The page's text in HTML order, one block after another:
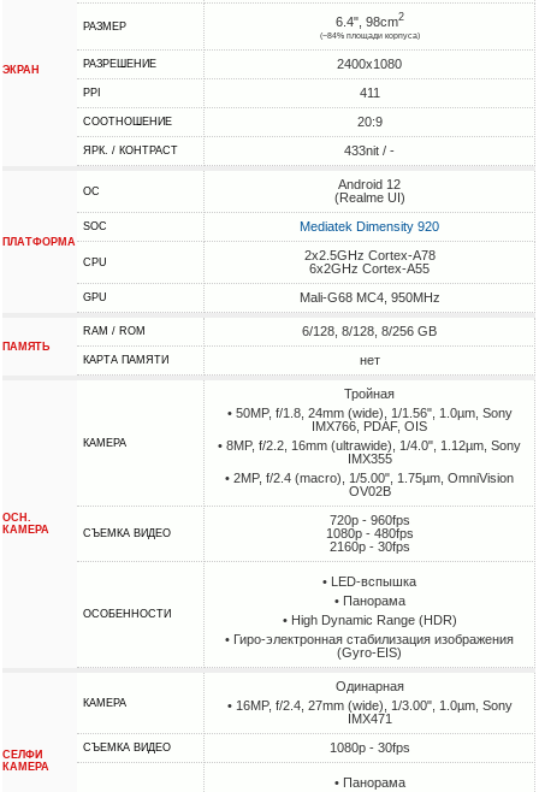
ЭКРАН
РАЗМЕР 6.4", 98cm2
(~84% площади корпуса)
РАЗРЕШЕНИЕ 2400x1080
PPI 411
СООТНОШЕНИЕ 20:9
ЯРК. / КОНТРАСТ 433nit / -
ПЛАТФОРМА
ОС
Android 12
(Realme UI)
SOC Mediatek Dimensity 920
CPU
2x2.5GHz Cortex-A78
6x2GHz Cortex-A55
GPU Mali-G68 MC4, 950MHz
ПАМЯТЬ
RAM / ROM 6/128, 8/128, 8/256 GB
КАРТА ПАМЯТИ нет
ОСН.
КАМЕРА
КАМЕРА
Тройная
• 50MP, f/1.8, 24mm (wide), 1/1.56", 1.0µm, Sony
IMX766, PDAF, OIS
• 8MP, f/2.2, 16mm (ultrawide), 1/4.0", 1.12µm, Sony
IMX355
• 2MP, f/2.4 (macro), 1/5.00", 1.75µm, OmniVision
OV02B
СЪЕМКА ВИДЕО
720p - 960fps
1080p - 480fps
2160p - 30fps
ОСОБЕННОСТИ
• LED-вспышка
• Панорама
• High Dynamic Range (HDR)
• Гиро-электронная стабилизация изображения
(Gyro-EIS)
СЕЛФИ
КАМЕРА
КАМЕРА
Одинарная
• 16MP, f/2.4, 27mm (wide), 1/3.00", 1.0µm, Sony
IMX471
СЪЕМКА ВИДЕО 1080p - 30fps
• Панорама